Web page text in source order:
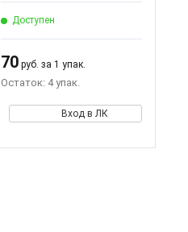
Доступен
70 руб. за 1 упак.
Остаток: 4 упак.
Вход в ЛК